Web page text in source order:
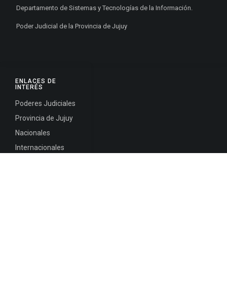
ENLACES DE
INTERÉS
Poderes Judiciales
Provincia de Jujuy
Nacionales
Internacionales
Departamento de Sistemas y Tecnologías de la Información.
Poder Judicial de la Provincia de Jujuy